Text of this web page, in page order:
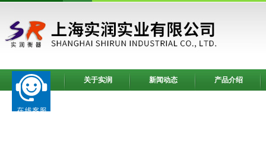
网站首页 关于实润 新闻动态 产品介绍